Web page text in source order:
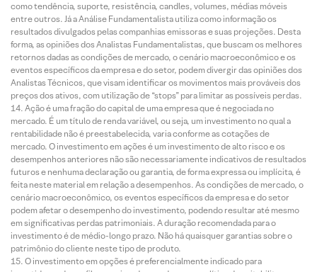
como tendência, suporte, resistência, candles, volumes, médias móveis
entre outros. Já a Análise Fundamentalista utiliza como informação os
resultados divulgados pelas companhias emissoras e suas projeções. Desta
forma, as opiniões dos Analistas Fundamentalistas, que buscam os melhores
retornos dadas as condições de mercado, o cenário macroeconômico e os
eventos específicos da empresa e do setor, podem divergir das opiniões dos
Analistas Técnicos, que visam identificar os movimentos mais prováveis dos
preços dos ativos, com utilização de “stops” para limitar as possíveis perdas.
Ação é uma fração do capital de uma empresa que é negociada no
mercado. É um título de renda variável, ou seja, um investimento no qual a
rentabilidade não é preestabelecida, varia conforme as cotações de
mercado. O investimento em ações é um investimento de alto risco e os
desempenhos anteriores não são necessariamente indicativos de resultados
futuros e nenhuma declaração ou garantia, de forma expressa ou implícita, é
feita neste material em relação a desempenhos. As condições de mercado, o
cenário macroeconômico, os eventos específicos da empresa e do setor
podem afetar o desempenho do investimento, podendo resultar até mesmo
em significativas perdas patrimoniais. A duração recomendada para o
investimento é de médio-longo prazo. Não há quaisquer garantias sobre o
patrimônio do cliente neste tipo de produto.
O investimento em opções é preferencialmente indicado para